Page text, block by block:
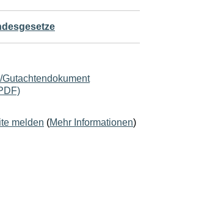
melden (Mehr Informationen)